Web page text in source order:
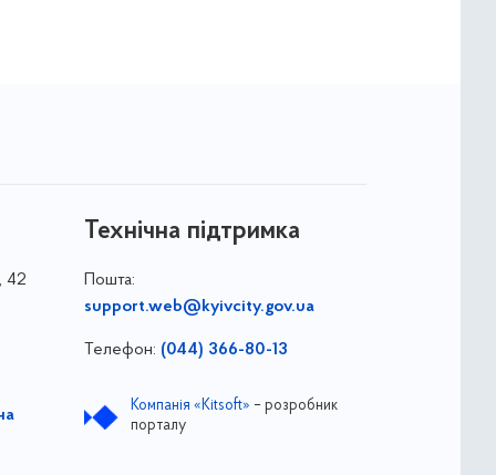
42
Технічна підтримка
Пошта:
support.web@kyivcity.gov.ua
Телефон: (044) 366-80-13
Компанія «Kitsoft» – розробник
порталу